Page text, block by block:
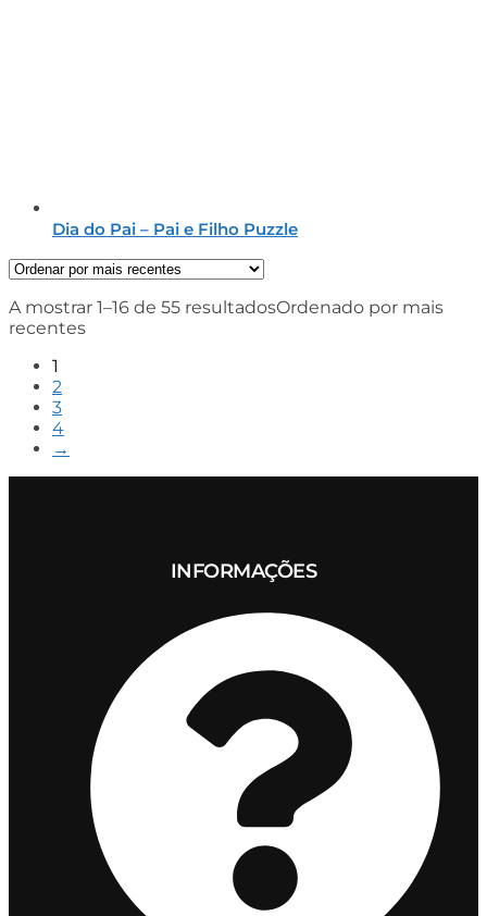
Dia do Pai – Pai e Filho Puzzle
A mostrar 1–16 de 55 resultadosOrdenado por mais
recentes
1
2
3
4
→
INFORMAÇÕES